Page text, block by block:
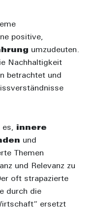
positive,
umzudeuten.
Nachhaltigkeit
betrachtet und
es, innere
und
Themen
und Relevanz zu
oft strapazierte
durch die
ersetzt